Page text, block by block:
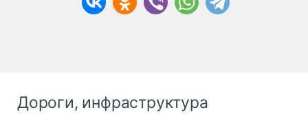
Дороги, инфраструктура